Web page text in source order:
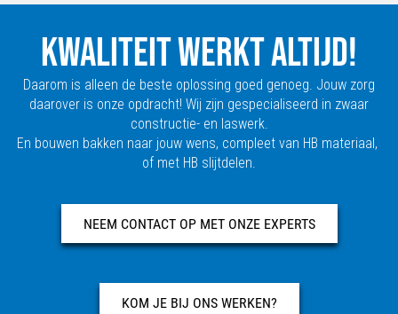
KWALITEIT WERKT ALTIJD!
Daarom is alleen de beste oplossing goed genoeg. Jouw zorg
daarover is onze opdracht! Wij zijn gespecialiseerd in zwaar
constructie- en laswerk.
En bouwen bakken naar jouw wens, compleet van HB materiaal,
of met HB slijtdelen.
NEEM CONTACT OP MET ONZE EXPERTS
KOM JE BIJ ONS WERKEN?